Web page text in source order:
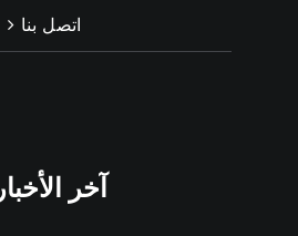
اتصل بنا
آخر الأخبار